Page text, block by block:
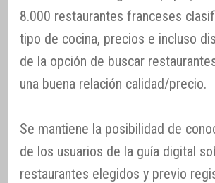
8.000 restaurantes franceses
tipo de cocina, precios e incluso
de la opción de buscar
una buena relación calidad/precio.
Se mantiene la posibilidad de
de los usuarios de la guía digital
restaurantes elegidos y previo